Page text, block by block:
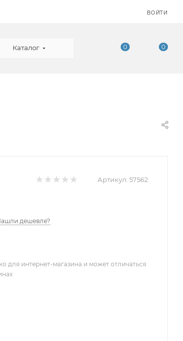
ВОЙТИ
Каталог 0 0
Артикул: 57562
дешевле?
для интернет-магазина и может отличаться